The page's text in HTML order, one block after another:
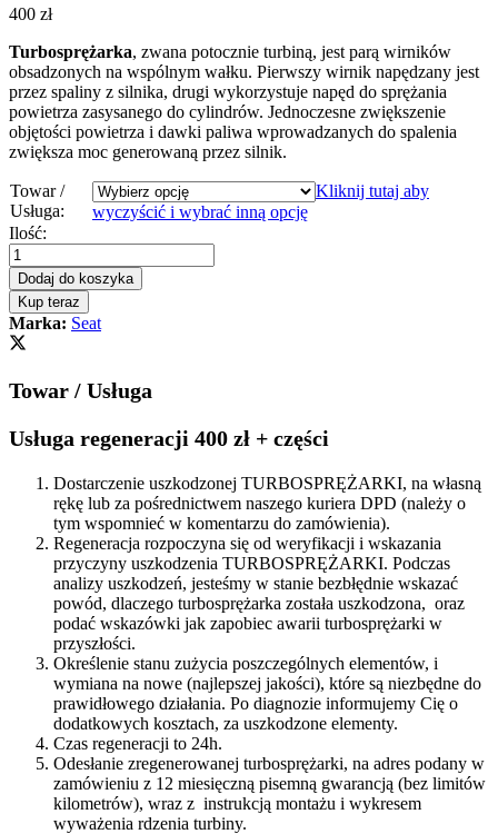
400 zł
Turbosprężarka, zwana potocznie turbiną, jest parą wirników
obsadzonych na wspólnym wałku. Pierwszy wirnik napędzany jest
przez spaliny z silnika, drugi wykorzystuje napęd do sprężania
powietrza zasysanego do cylindrów. Jednoczesne zwiększenie
objętości powietrza i dawki paliwa wprowadzanych do spalenia
zwiększa moc generowaną przez silnik.
Towar /
Usługa:
Kliknij tutaj aby
wyczyścić i wybrać inną opcję
Turbosprężarka
–
turbina
Seat
IBIZA
1.4
TDI
KM
quantity
Ilość:
Dodaj do koszyka
Kup teraz
Marka: Seat
Towar / Usługa
Usługa regeneracji 400 zł + części
Dostarczenie uszkodzonej TURBOSPRĘŻARKI, na własną
rękę lub za pośrednictwem naszego kuriera DPD (należy o
tym wspomnieć w komentarzu do zamówienia).
Regeneracja rozpoczyna się od weryfikacji i wskazania
przyczyny uszkodzenia TURBOSPRĘŻARKI. Podczas
analizy uszkodzeń, jesteśmy w stanie bezbłędnie wskazać
powód, dlaczego turbosprężarka została uszkodzona, oraz
podać wskazówki jak zapobiec awarii turbosprężarki w
przyszłości.
Określenie stanu zużycia poszczególnych elementów, i
wymiana na nowe (najlepszej jakości), które są niezbędne do
prawidłowego działania. Po diagnozie informujemy Cię o
dodatkowych kosztach, za uszkodzone elementy.
Czas regeneracji to 24h.
Odesłanie zregenerowanej turbosprężarki, na adres podany w
zamówieniu z 12 miesięczną pisemną gwarancją (bez limitów
kilometrów), wraz z instrukcją montażu i wykresem
wyważenia rdzenia turbiny.